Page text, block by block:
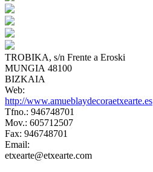
TROBIKA, s/n Frente a Eroski
MUNGIA 48100
BIZKAIA
Web:
http://www.amueblaydecoraetxearte.es
Tfno.: 946748701
Mov.: 605712507
Fax: 946748701
Email:
etxearte@etxearte.com